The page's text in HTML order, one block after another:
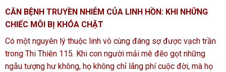
CĂN BỆNH TRUYỀN NHIỄM CỦA LINH HỒN: KHI NHỮNG
CHIẾC MÔI BỊ KHÓA CHẶT
Có một nguyên lý thuộc linh vô cùng đáng sợ được vạch trần
trong Thi Thiên 115. Khi con người mải mê đẽo gọt những
ngẫu tượng hư không, họ không chỉ lãng phí cuộc đời, mà họ